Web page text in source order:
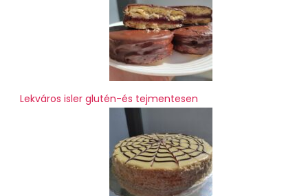
Lekváros isler glutén-és tejmentesen